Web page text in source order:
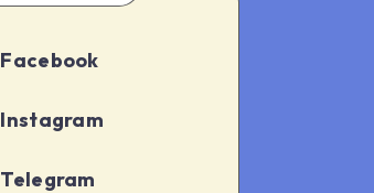
Facebook
Instagram
Telegram